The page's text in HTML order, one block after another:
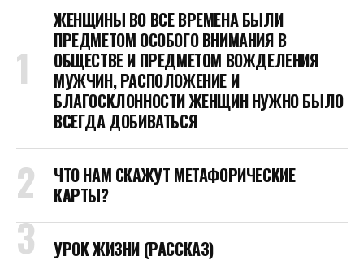
ЖЕНЩИНЫ ВО ВСЕ ВРЕМЕНА БЫЛИ
ПРЕДМЕТОМ ОСОБОГО ВНИМАНИЯ В
ОБЩЕСТВЕ И ПРЕДМЕТОМ ВОЖДЕЛЕНИЯ
МУЖЧИН, РАСПОЛОЖЕНИЕ И
БЛАГОСКЛОННОСТИ ЖЕНЩИН НУЖНО БЫЛО
ВСЕГДА ДОБИВАТЬСЯ
ЧТО НАМ СКАЖУТ МЕТАФОРИЧЕСКИЕ
КАРТЫ?
УРОК ЖИЗНИ (РАССКАЗ)